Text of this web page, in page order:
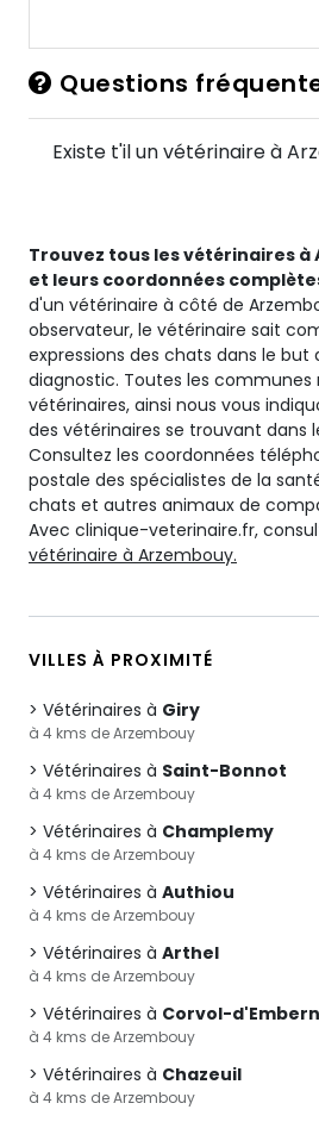
Questions
Existe t'il un vétérinaire à
Trouvez tous les vétérinaires à
et leurs coordonnées
d'un vétérinaire à côté de
observateur, le vétérinaire sait
expressions des chats dans le but
diagnostic. Toutes les
vétérinaires, ainsi nous vous
des vétérinaires se trouvant dans
Consultez les coordonnées
postale des spécialistes de la
chats et autres animaux de
Avec clinique-veterinaire.fr,
vétérinaire à Arzembouy.
VILLES À PROXIMITÉ
Vétérinaires à Giry
à 4 kms de Arzembouy
Vétérinaires à Saint-Bonnot
à 4 kms de Arzembouy
Vétérinaires à Champlemy
à 4 kms de Arzembouy
Vétérinaires à Authiou
à 4 kms de Arzembouy
Vétérinaires à Arthel
à 4 kms de Arzembouy
Vétérinaires à Corvol-
à 4 kms de Arzembouy
Vétérinaires à Chazeuil
à 4 kms de Arzembouy